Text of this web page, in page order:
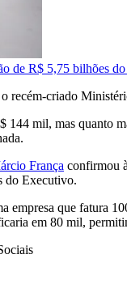
de R$ 5,75 bilhões
o recém-criado
144 mil, mas
França confirmou à
do Executivo.
empresa que fatura
em 80 mil,